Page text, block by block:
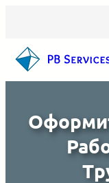
содержимому